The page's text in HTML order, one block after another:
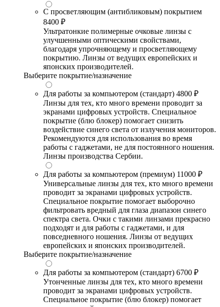
С просветляющим (антибликовым) покрытием
8400 ₽
Ультратонкие полимерные очковые линзы с
улучшенными оптическими свойствами,
благодаря упрочняющему и просветляющему
покрытию. Линзы от ведущих европейских и
японских производителей.
Выберите покрытие/назначение
Для работы за компьютером (стандарт) 4800 ₽
Линзы для тех, кто много времени проводит за
экранами цифровых устройств. Специальное
покрытие (блю блокер) помогает снизить
воздействие синего света от излучения мониторов.
Рекомендуются для использования во время
работы с гаджетами, не для постоянного ношения.
Линзы производства Сербии.
Для работы за компьютером (премиум) 11000 ₽
Универсальные линзы для тех, кто много времени
проводит за экранами цифровых устройств.
Специальное покрытие помогает выборочно
фильтровать вредный для глаза диапазон синего
спектра света. Очки с такими линзами прекрасно
подходят и для работы с гаджетами, и для
повседневного ношения. Линзы от ведущих
европейских и японских производителей.
Выберите покрытие/назначение
Для работы за компьютером (стандарт) 6700 ₽
Утонченные линзы для тех, кто много времени
проводит за экранами цифровых устройств.
Специальное покрытие (блю блокер) помогает